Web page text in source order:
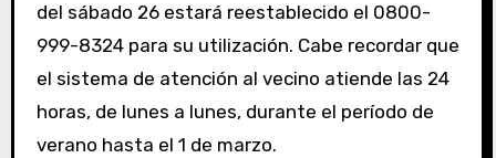
del sábado 26 estará reestablecido el 0800-
999-8324 para su utilización. Cabe recordar que
el sistema de atención al vecino atiende las 24
horas, de lunes a lunes, durante el período de
verano hasta el 1 de marzo.